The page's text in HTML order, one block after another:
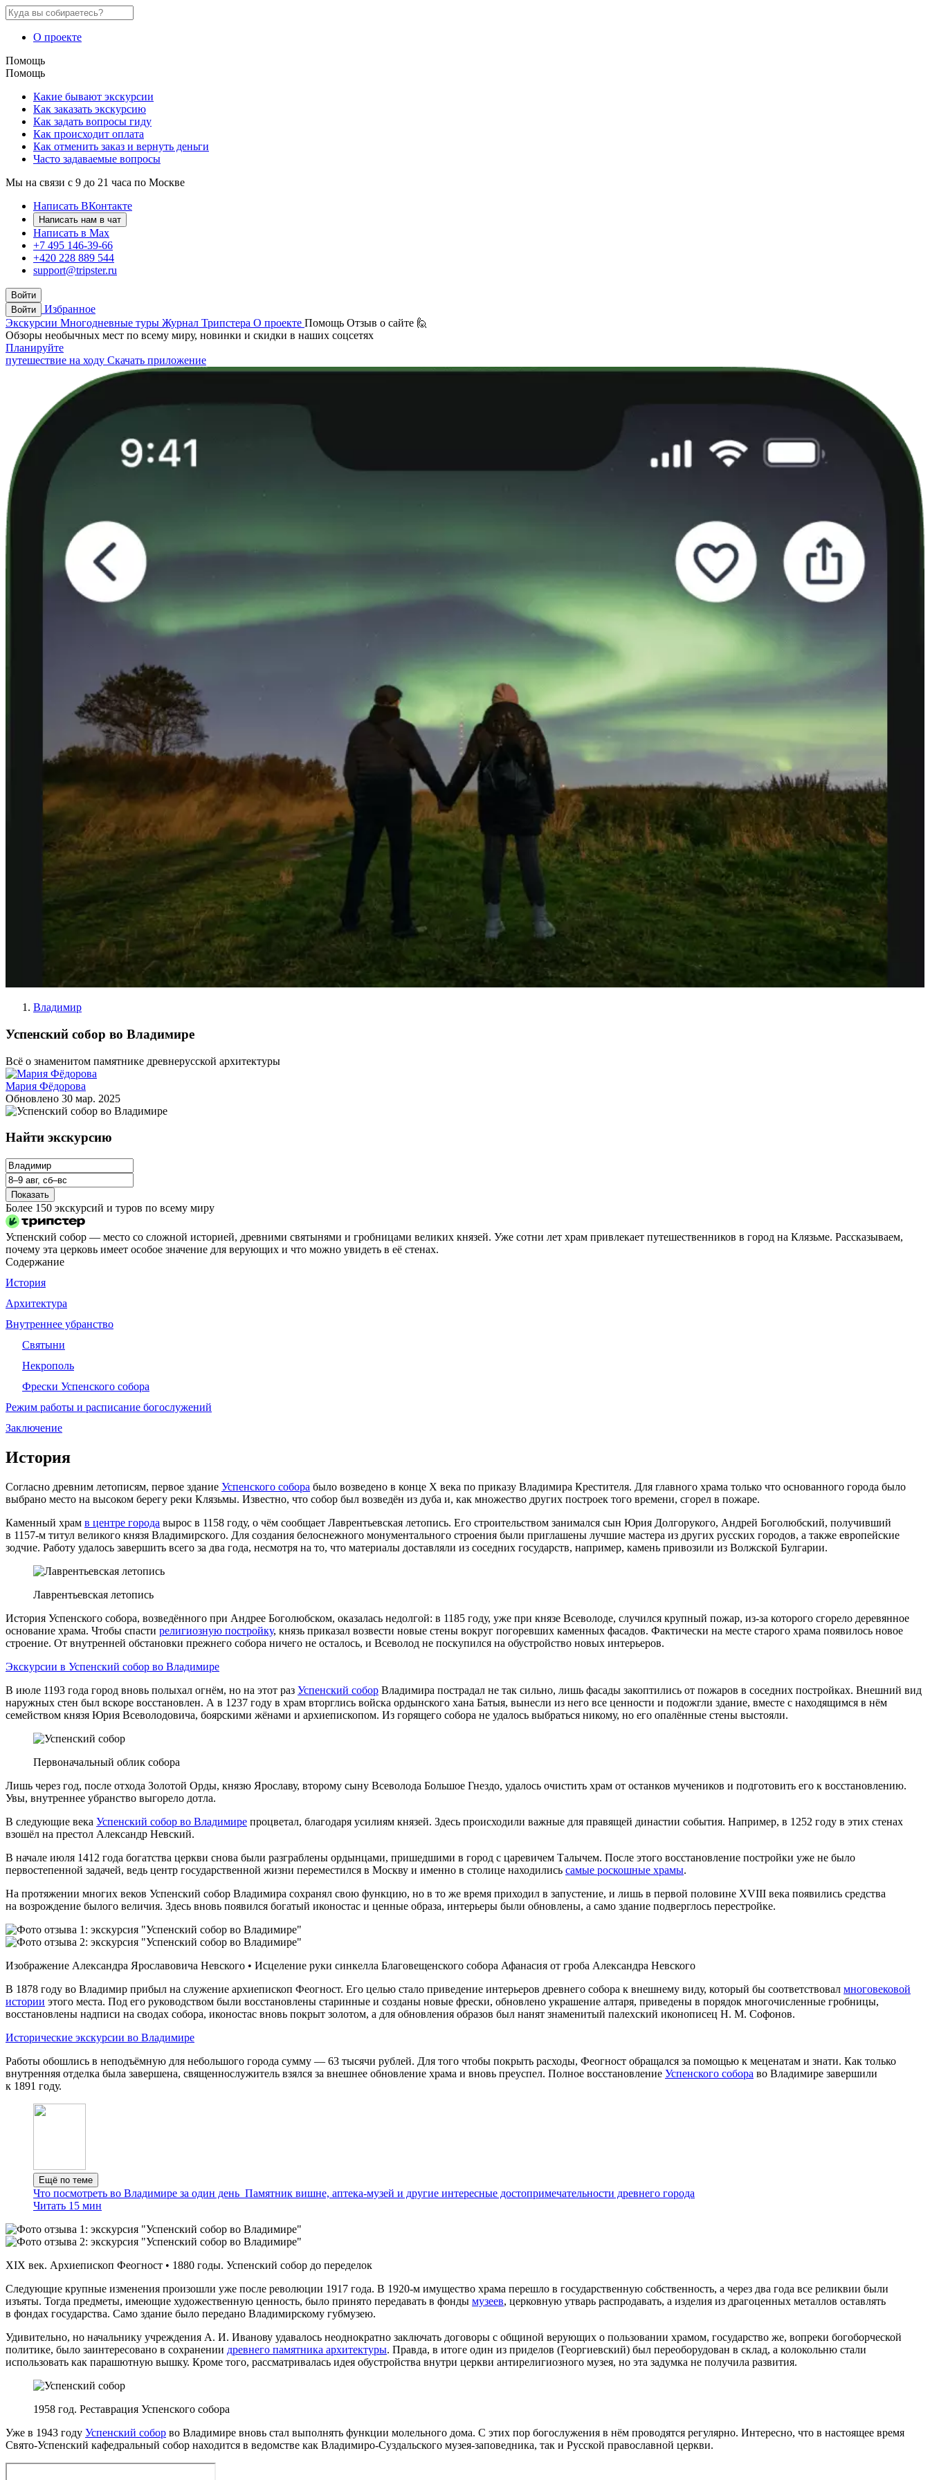
О проекте
Помощь
Помощь
Какие бывают экскурсии
Как заказать экскурсию
Как задать вопросы гиду
Как происходит оплата
Как отменить заказ и вернуть деньги
Часто задаваемые вопросы
Мы на связи с 9 до 21 часа по Москве
Написать ВКонтакте
Написать нам в чат
Написать в Max
+7 495 146-39-66
+420 228 889 544
support@tripster.ru
Войти
Войти
Избранное
Экскурсии Многодневные туры Журнал Трипстера О проекте Помощь Отзыв о сайте 🙋
Обзоры необычных мест по всему миру, новинки и скидки в наших соцсетях
Планируйте
путешествие на ходу Скачать приложение
Владимир
Успенский собор во Владимире
Всё о знаменитом памятнике древнерусской архитектуры
Мария Фёдорова
Обновлено 30 мар. 2025
Найти экскурсию
Показать
Более 150 экскурсий и туров по всему миру
Успенский собор — место со сложной историей, древними святынями и гробницами великих князей. Уже сотни лет храм привлекает путешественников в город на Клязьме. Рассказываем,
почему эта церковь имеет особое значение для верующих и что можно увидеть в её стенах.
Содержание
История
Архитектура
Внутреннее убранство
Святыни
Некрополь
Фрески Успенского собора
Режим работы и расписание богослужений
Заключение
История
Согласно древним летописям, первое здание Успенского собора было возведено в конце X века по приказу Владимира Крестителя. Для главного храма только что основанного города было
выбрано место на высоком берегу реки Клязьмы. Известно, что собор был возведён из дуба и, как множество других построек того времени, сгорел в пожаре.
Каменный храм в центре города вырос в 1158 году, о чём сообщает Лаврентьевская летопись. Его строительством занимался сын Юрия Долгорукого, Андрей Боголюбский, получивший
в 1157‑м титул великого князя Владимирского. Для создания белоснежного монументального строения были приглашены лучшие мастера из других русских городов, а также европейские
зодчие. Работу удалось завершить всего за два года, несмотря на то, что материалы доставляли из соседних государств, например, камень привозили из Волжской Булгарии.
Лаврентьевская летопись
История Успенского собора, возведённого при Андрее Боголюбском, оказалась недолгой: в 1185 году, уже при князе Всеволоде, случился крупный пожар, из‑за которого сгорело деревянное
основание храма. Чтобы спасти религиозную постройку, князь приказал возвести новые стены вокруг погоревших каменных фасадов. Фактически на месте старого храма появилось новое
строение. От внутренней обстановки прежнего собора ничего не осталось, и Всеволод не поскупился на обустройство новых интерьеров.
Экскурсии в Успенский собор во Владимире
В июле 1193 года город вновь полыхал огнём, но на этот раз Успенский собор Владимира пострадал не так сильно, лишь фасады закоптились от пожаров в соседних постройках. Внешний вид
наружных стен был вскоре восстановлен. А в 1237 году в храм вторглись войска ордынского хана Батыя, вынесли из него все ценности и подожгли здание, вместе с находящимся в нём
семейством князя Юрия Всеволодовича, боярскими жёнами и архиепископом. Из горящего собора не удалось выбраться никому, но его опалённые стены выстояли.
Первоначальный облик собора
Лишь через год, после отхода Золотой Орды, князю Ярославу, второму сыну Всеволода Большое Гнездо, удалось очистить храм от останков мучеников и подготовить его к восстановлению.
Увы, внутреннее убранство выгорело дотла.
В следующие века Успенский собор во Владимире процветал, благодаря усилиям князей. Здесь происходили важные для правящей династии события. Например, в 1252 году в этих стенах
взошёл на престол Александр Невский.
В начале июля 1412 года богатства церкви снова были разграблены ордынцами, пришедшими в город с царевичем Талычем. После этого восстановление постройки уже не было
первостепенной задачей, ведь центр государственной жизни переместился в Москву и именно в столице находились самые роскошные храмы.
На протяжении многих веков Успенский собор Владимира сохранял свою функцию, но в то же время приходил в запустение, и лишь в первой половине XVIII века появились средства
на возрождение былого величия. Здесь вновь появился богатый иконостас и ценные образа, интерьеры были обновлены, а само здание подверглось перестройке.
Изображение Александра Ярославовича Невского • Исцеление руки синкелла Благовещенского собора Афанасия от гроба Александра Невского
В 1878 году во Владимир прибыл на служение архиепископ Феогност. Его целью стало приведение интерьеров древнего собора к внешнему виду, который бы соответствовал многовековой
истории этого места. Под его руководством были восстановлены старинные и созданы новые фрески, обновлено украшение алтаря, приведены в порядок многочисленные гробницы,
восстановлены надписи на сводах собора, иконостас вновь покрыт золотом, а для обновления образов был нанят знаменитый палехский иконописец Н. М. Софонов.
Исторические экскурсии во Владимире
Работы обошлись в неподъёмную для небольшого города сумму — 63 тысячи рублей. Для того чтобы покрыть расходы, Феогност обращался за помощью к меценатам и знати. Как только
внутренняя отделка была завершена, священнослужитель взялся за внешнее обновление храма и вновь преуспел. Полное восстановление Успенского собора во Владимире завершили
к 1891 году.
Ещё по теме
Что посмотреть во Владимире за один день Памятник вишне, аптека-музей и другие интересные до­сто­при­ме­ча­тель­но­сти древнего города
Читать 15 мин
XIX век. Архиепископ Феогност • 1880 годы. Успенский собор до переделок
Следующие крупные изменения произошли уже после революции 1917 года. В 1920‑м имущество храма перешло в государственную собственность, а через два года все реликвии были
изъяты. Тогда предметы, имеющие художественную ценность, было принято передавать в фонды музеев, церковную утварь распродавать, а изделия из драгоценных металлов оставлять
в фондах государства. Само здание было передано Владимирскому губмузею.
Удивительно, но начальнику учреждения А. И. Иванову удавалось неоднократно заключать договоры с общиной верующих о пользовании храмом, государство же, вопреки богоборческой
политике, было заинтересовано в сохранении древнего памятника архитектуры. Правда, в итоге один из приделов (Георгиевский) был переоборудован в склад, а колокольню стали
использовать как парашютную вышку. Кроме того, рассматривалась идея обустройства внутри церкви антирелигиозного музея, но эта задумка не получила развития.
1958 год. Реставрация Успенского собора
Уже в 1943 году Успенский собор во Владимире вновь стал выполнять функции молельного дома. С этих пор богослужения в нём проводятся регулярно. Интересно, что в настоящее время
Свято‑Успенский кафедральный собор находится в ведомстве как Владимиро-Суздальского музея‑заповедника, так и Русской православной церкви.